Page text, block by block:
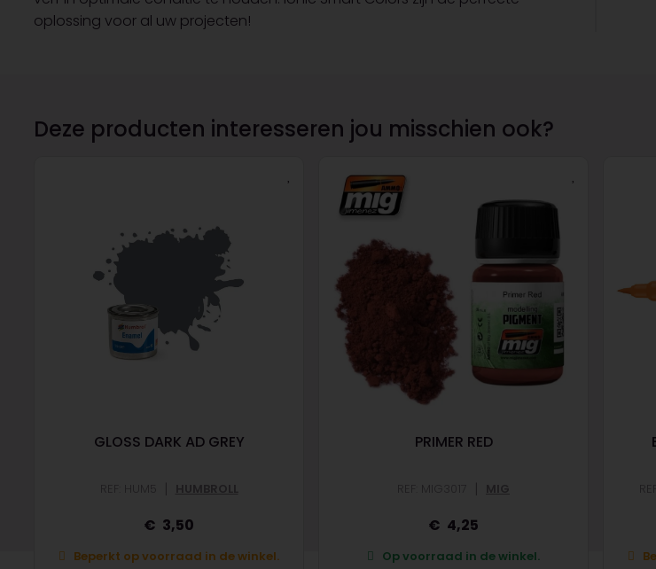
oplossing voor al uw projecten!
Deze producten interesseren jou misschien ook?
GLOSS DARK AD GREY
| HUMBROLL
3,50
Beperkt op voorraad in de winkel.
PRIMER RED
| MIG
4,25
Op voorraad in de winkel.